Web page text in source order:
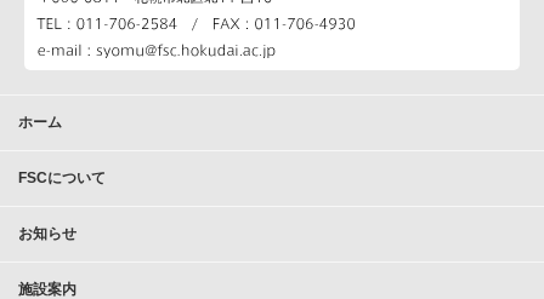
ホーム
FSCについて
お知らせ
施設案内